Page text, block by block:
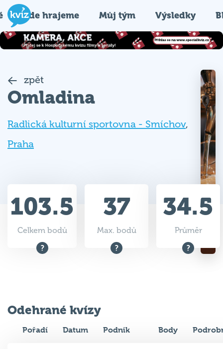
Kde hrajeme Můj tým Výsledky
zpět
Omladina
Radlická kulturní sportovna - Smíchov,
Praha
103.5
Celkem bodů
37
Max. bodů
34.5
Průměr
Odehrané kvízy
Pořadí Datum Podnik Body